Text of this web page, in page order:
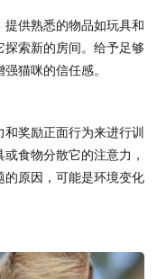
供熟悉的物品如玩具和
探索新的房间。给予足够
猫咪的信任感。
奖励正面行为来进行训
食物分散它的注意力，
原因，可能是环境变化